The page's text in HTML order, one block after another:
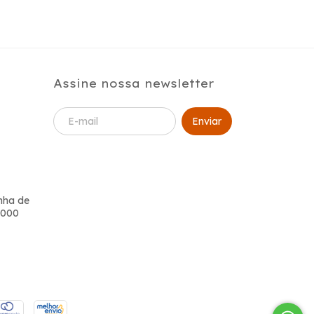
de
Assine nossa newsletter